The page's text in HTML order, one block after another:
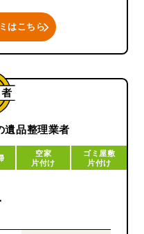
はこちら
品整理業者
空家
片付け
ゴミ屋敷
片付け